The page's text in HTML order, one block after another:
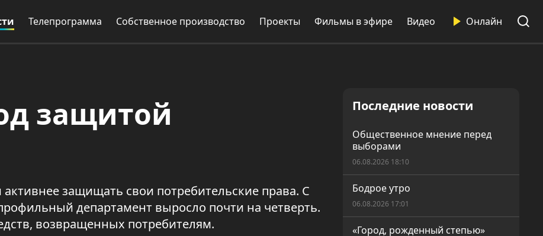
Телепрограмма Собственное производство Проекты Фильмы в эфире Видео Онлайн
защитой
защищать свои потребительские права. С
департамент выросло почти на четверть.
возвращенных потребителям.
Последние новости
Общественное мнение перед
выборами
06.08.2026 18:10
Бодрое утро
06.08.2026 17:01
«Город, рожденный степью»